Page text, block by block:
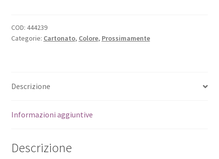
COD: 444239
Categorie: Cartonato, Colore, Prossimamente
Descrizione
Informazioni aggiuntive
Descrizione